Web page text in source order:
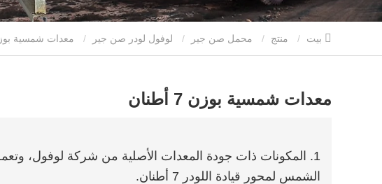
منتج محمل صن جير لوفول لودر صن جير
معدات شمسية بوزن 7 أطنان
1. المكونات ذات جودة المعدات الأصلية من شركة لوفول،
الشمس لمحور قيادة اللودر 7 أطنان.